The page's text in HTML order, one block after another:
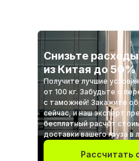
Снизьте
из Китая до 50%
Получите лучшие
от 100 кг. Забудьте о
с таможней! Закажите
сейчас, и наш эксперт
бесплатный расчет
доставки вашего груза в
Рассчитать